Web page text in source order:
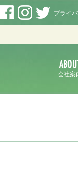
プライ
会社案